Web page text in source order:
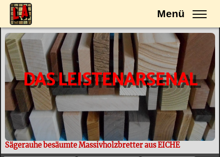
Menü
DAS LEISTENARSENAL
Sägerauhe besäumte Massivholzbretter aus EICHE